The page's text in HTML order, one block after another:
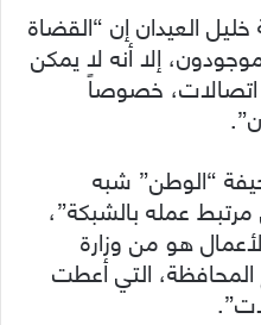
العيدان إن “القضاة
إلا أنه لا يمكن
اتصالات، خصوصاً
“الوطن” شبه
عمله بالشبكة”،
هو من وزارة
التي أعطت